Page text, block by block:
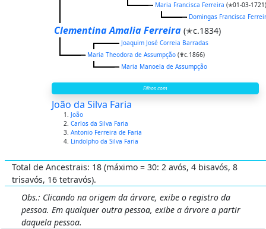
Maria Francisca Ferreira (✭01-03-1721)
Domingas Francisca
Clementina Amalia Ferreira(✭c.1834)
Joaquim José Correia Barradas
Maria Theodora de Assumpção(✟c.1866)
Maria Manoela de Assumpção
Filhos com
João da Silva Faria
João
Carlos da Silva Faria
Antonio Ferreira de Faria
Lindolpho da Silva Faria
Total de Ancestrais: 18 (máximo = 30: 2 avós, 4 bisavós, 8
trisavós, 16 tetravós).
Obs.: Clicando na origem da árvore, exibe o registro da
pessoa. Em qualquer outra pessoa, exibe a árvore a partir
daquela pessoa.